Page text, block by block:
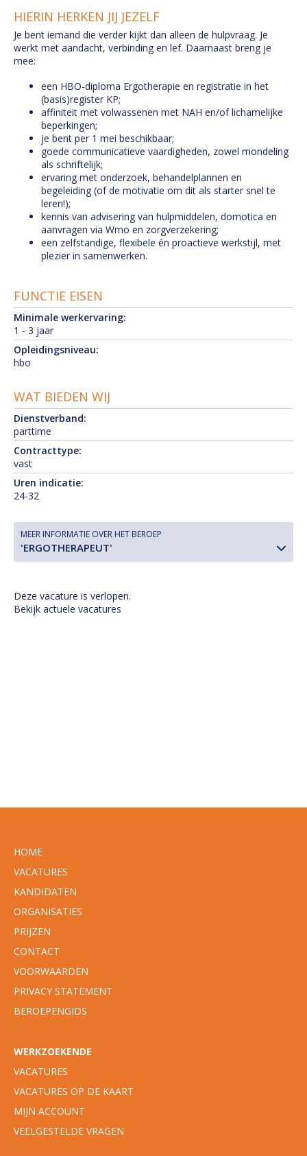
HIERIN HERKEN JIJ JEZELF
Je bent iemand die verder kijkt dan alleen de hulpvraag. Je
werkt met aandacht, verbinding en lef. Daarnaast breng je
mee:
een HBO-diploma Ergotherapie en registratie in het
(basis)register KP;
affiniteit met volwassenen met NAH en/of lichamelijke
beperkingen;
je bent per 1 mei beschikbaar;
goede communicatieve vaardigheden, zowel mondeling
als schriftelijk;
ervaring met onderzoek, behandelplannen en
begeleiding (of de motivatie om dit als starter snel te
leren!);
kennis van advisering van hulpmiddelen, domotica en
aanvragen via Wmo en zorgverzekering;
een zelfstandige, flexibele én proactieve werkstijl, met
plezier in samenwerken.
FUNCTIE EISEN
Minimale werkervaring:
1 - 3 jaar
Opleidingsniveau:
hbo
WAT BIEDEN WIJ
Dienstverband:
parttime
Contracttype:
vast
Uren indicatie:
24-32
MEER INFORMATIE OVER HET BEROEP
'ERGOTHERAPEUT'
Deze vacature is verlopen.
Bekijk actuele vacatures
HOME
VACATURES
KANDIDATEN
ORGANISATIES
PRIJZEN
CONTACT
VOORWAARDEN
PRIVACY STATEMENT
BEROEPENGIDS
WERKZOEKENDE
VACATURES
VACATURES OP DE KAART
MIJN ACCOUNT
VEELGESTELDE VRAGEN